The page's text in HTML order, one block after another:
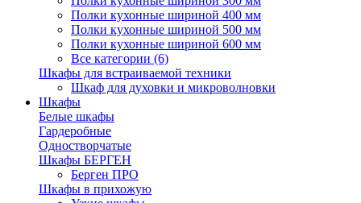
Полки кухонные шириной 400 мм
Полки кухонные шириной 500 мм
Полки кухонные шириной 600 мм
Все категории (6)
Шкафы для встраиваемой техники
Шкаф для духовки и микроволновки
Шкафы
Белые шкафы
Гардеробные
Одностворчатые
Шкафы БЕРГЕН
Берген ПРО
Шкафы в прихожую